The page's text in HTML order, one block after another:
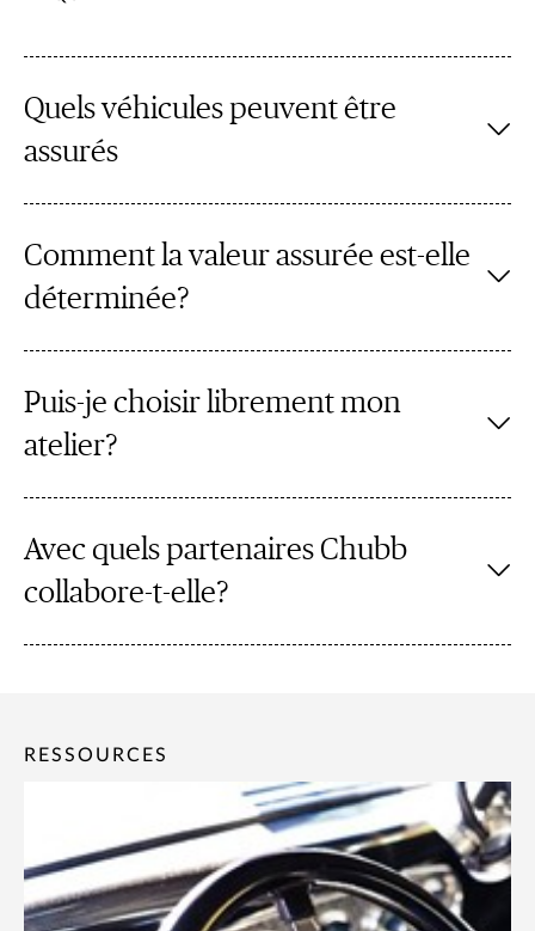
Quels véhicules peuvent être
assurés
Comment la valeur assurée est-elle
déterminée?
Puis-je choisir librement mon
atelier?
Avec quels partenaires Chubb
collabore-t-elle?
RESSOURCES